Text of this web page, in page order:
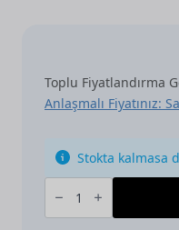
Toplu Fiyatlandırma
Anlaşmalı Fiyatınız:
Stokta kalmasa
ABB,
KNX,
[USB/S1.2],
USB